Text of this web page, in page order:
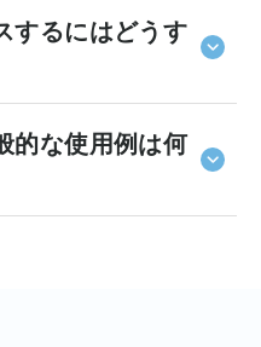
ます。
するにはどうす
合わせください。既に
のアカウントエグゼクテ
的な使用例は何